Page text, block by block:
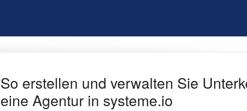
So erstellen und verwalten Sie
eine Agentur in systeme.io